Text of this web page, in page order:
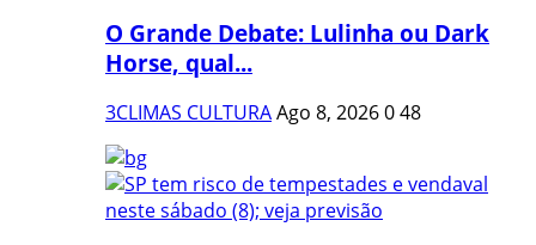
O Grande Debate: Lulinha ou Dark
Horse, qual...
3CLIMAS CULTURAAgo 8, 2026048